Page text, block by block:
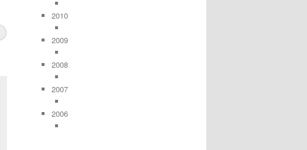
2010
2009
2008
2007
2006